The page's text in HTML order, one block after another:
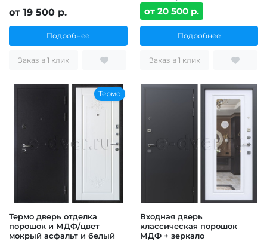
от 19 500 р.
Подробнее
Заказ в 1 клик
от 20 500 р.
Подробнее
Заказ в 1 клик
Термо
Термо дверь отделка
порошок и МДФ/цвет
мокрый асфальт и белый
Входная дверь
классическая порошок
МДФ + зеркало